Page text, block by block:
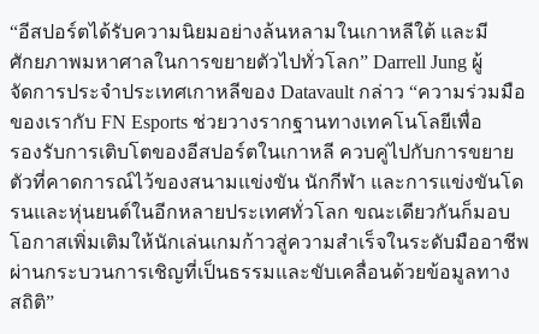
“อีสปอร์ตได้รับความนิยมอย่างล้นหลามในเกาหลีใต้ และมี
ศักยภาพมหาศาลในการขยายตัวไปทั่วโลก” Darrell Jung ผู้
จัดการประจำประเทศเกาหลีของ Datavault กล่าว “ความร่วมมือ
ของเรากับ FN Esports ช่วยวางรากฐานทางเทคโนโลยีเพื่อ
รองรับการเติบโตของอีสปอร์ตในเกาหลี ควบคู่ไปกับการขยาย
ตัวที่คาดการณ์ไว้ของสนามแข่งขัน นักกีฬา และการแข่งขันโด
รนและหุ่นยนต์ในอีกหลายประเทศทั่วโลก ขณะเดียวกันก็มอบ
โอกาสเพิ่มเติมให้นักเล่นเกมก้าวสู่ความสำเร็จในระดับมืออาชีพ
ผ่านกระบวนการเชิญที่เป็นธรรมและขับเคลื่อนด้วยข้อมูลทาง
สถิติ”